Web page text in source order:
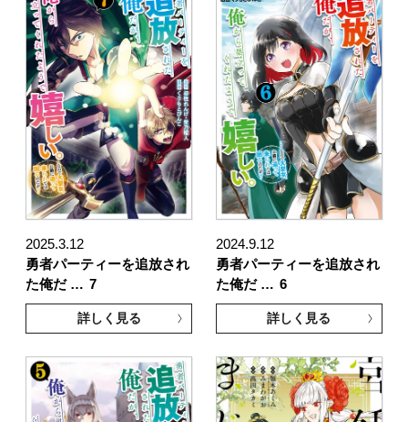
2025.3.12
勇者パーティーを追放され
た俺だ … 7
詳しく見る
2024.9.12
勇者パーティーを追放され
た俺だ … 6
詳しく見る